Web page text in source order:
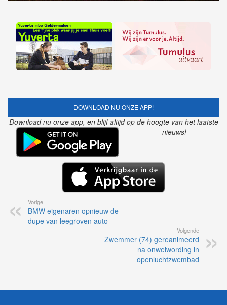
DOWNLOAD NU ONZE APP!
Download nu onze app, en blijf altijd op de hoogte van het laatste
nieuws!
Vorige
BMW eigenaren opnieuw de
dupe van leegroven auto
Volgende
Zwemmer (74) gereanimeerd
na onwelwording in
openluchtzwembad